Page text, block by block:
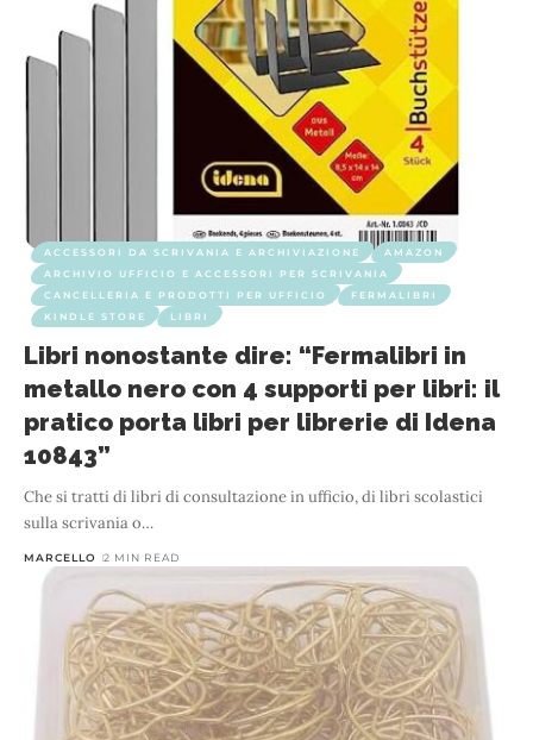
ACCESSORI DA SCRIVANIA E ARCHIVIAZIONE
AMAZON
ARCHIVIO UFFICIO E ACCESSORI PER SCRIVANIA
CANCELLERIA E PRODOTTI PER UFFICIO
FERMALIBRI
KINDLE STORE
LIBRI
Libri nonostante dire: “Fermalibri in
metallo nero con 4 supporti per libri: il
pratico porta libri per librerie di Idena
10843”
Che si tratti di libri di consultazione in ufficio, di libri scolastici
sulla scrivania o…
MARCELLO 2 MIN READ